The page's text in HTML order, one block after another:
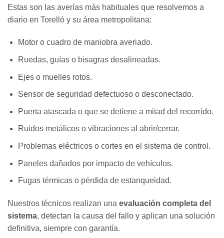
Estas son las averías más habituales que resolvemos a
diario en Torelló y su área metropolitana:
Motor o cuadro de maniobra averiado.
Ruedas, guías o bisagras desalineadas.
Ejes o muelles rotos.
Sensor de seguridad defectuoso o desconectado.
Puerta atascada o que se detiene a mitad del recorrido.
Ruidos metálicos o vibraciones al abrir/cerrar.
Problemas eléctricos o cortes en el sistema de control.
Paneles dañados por impacto de vehículos.
Fugas térmicas o pérdida de estanqueidad.
Nuestros técnicos realizan una evaluación completa del
sistema, detectan la causa del fallo y aplican una solución
definitiva, siempre con garantía.